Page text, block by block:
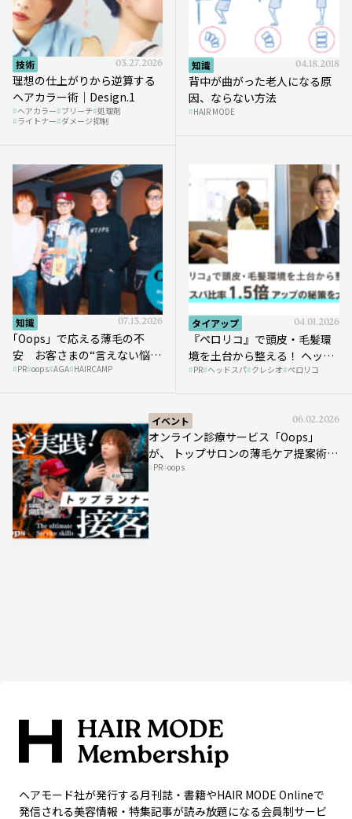
技術 03.27.2026
理想の仕上がりから逆算する
ヘアカラー術｜Design.1
ヘアカラー ブリーチ 処理剤
ライトナー ダメージ抑制
知識 04.18.2018
背中が曲がった老人になる原
因、ならない方法
HAIR MODE
知識 07.13.2026
｢Oops」で応える薄毛の不
安 お客さまの“言えない悩
み”にどう向き合う？ ＃01
PR oops AGA HAIRCAMP
タイアップ 04.01.2026
『ペロリコ』で頭皮・毛髪環
境を土台から整える！ ヘッド
スパ比率1.5倍アップの秘策を
PR ヘッドスパ クレシオ ペロリコ
イベント 06.02.2026
オンライン診療サービス「Oops」
が、 トップサロンの薄毛ケア提案術を
HAIRCAMPで公開！
PR oops
ヘアモード社が発行する月刊誌・書籍やHAIR MODE Onlineで
発信される美容情報・特集記事が読み放題になる会員制サービ